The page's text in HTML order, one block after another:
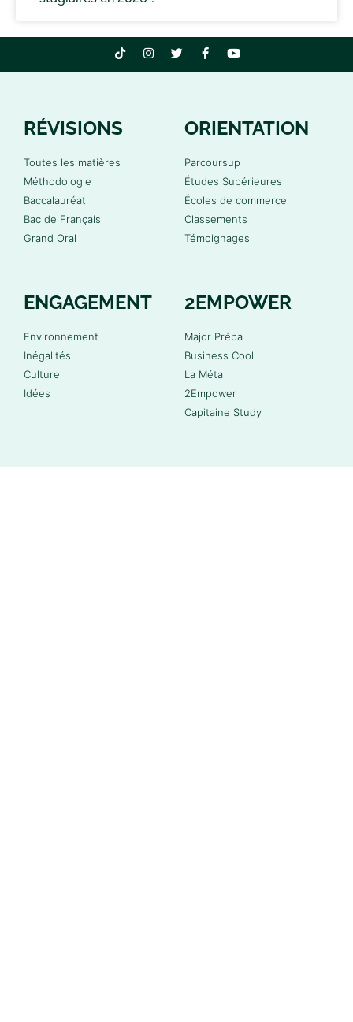
RÉVISIONS
Toutes les matières
Méthodologie
Baccalauréat
Bac de Français
Grand Oral
ORIENTATION
Parcoursup
Études Supérieures
Écoles de commerce
Classements
Témoignages
ENGAGEMENT
Environnement
Inégalités
Culture
Idées
2EMPOWER
Major Prépa
Business Cool
La Méta
2Empower
Capitaine Study